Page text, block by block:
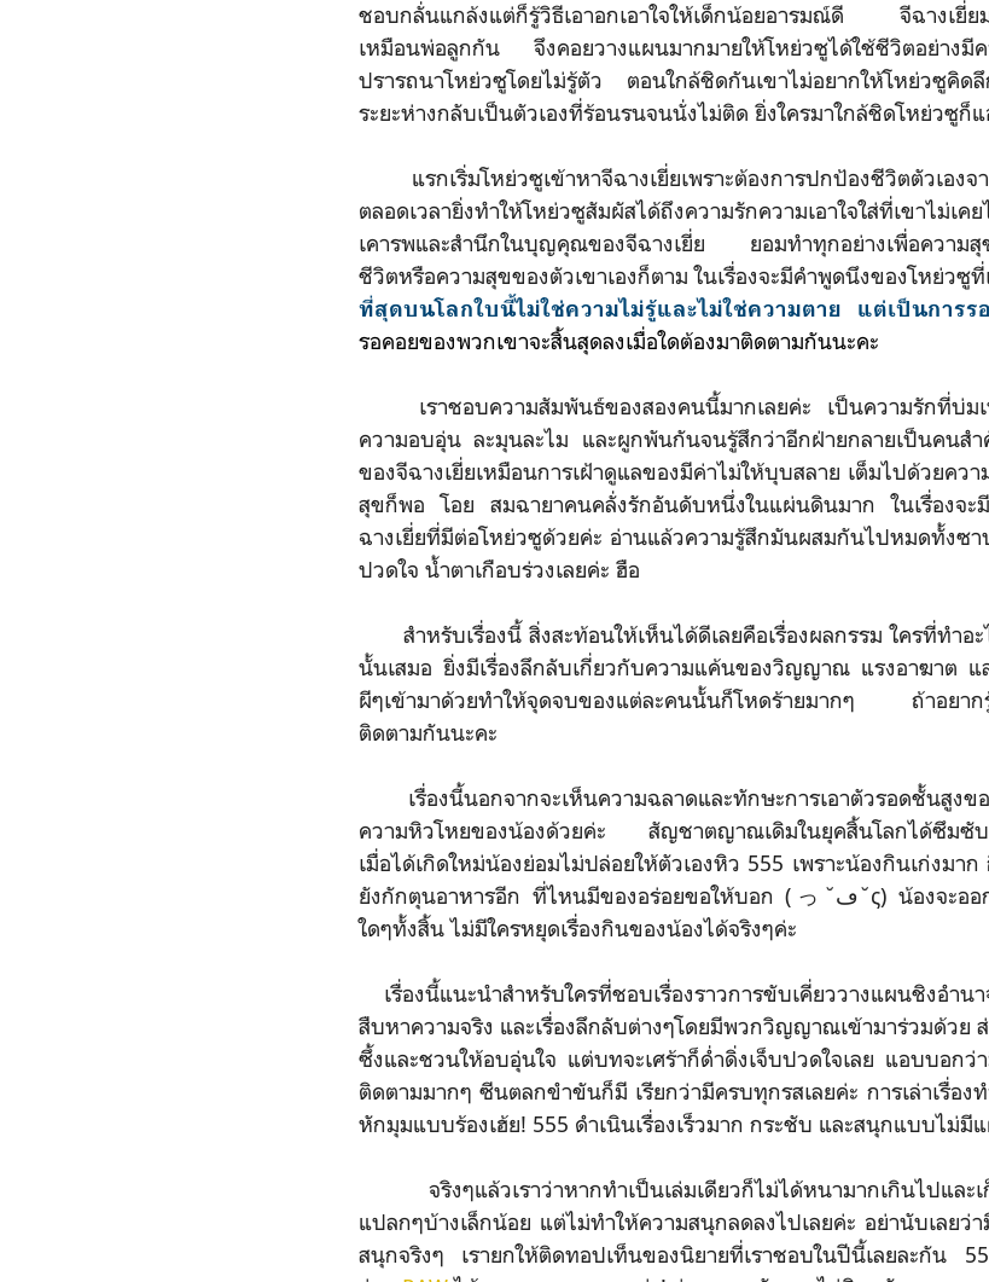
ชอบกลั่นแกล้งแต่ก็รู้วิธีเอาอกเอาใจให้เด็กน้อยอารมณ์ดี จีฉางเยี่ย
เหมือนพ่อลูกกัน จึงคอยวางแผนมากมายให้โหย่วซูได้ใช้ชีวิตอย่าง
ปรารถนาโหย่วซูโดยไม่รู้ตัว ตอนใกล้ชิดกันเขาไม่อยากให้โหย่วซูคิ
ระยะห่างกลับเป็นตัวเองที่ร้อนรนจนนั่งไม่ติด ยิ่งใครมาใกล้ชิดโหย่วซูก็
แรกเริ่มโหย่วซูเข้าหาจีฉางเยี่ยเพราะต้องการปกป้องชีวิตตัวเองจ
ตลอดเวลายิ่งทำให้โหย่วซูสัมผัสได้ถึงความรักความเอาใจใส่ที่เขาไม่เ
เคารพและสำนึกในบุญคุณของจีฉางเยี่ย ยอมทำทุกอย่างเพื่อความสุ
ชีวิตหรือความสุขของตัวเขาเองก็ตาม ในเรื่องจะมีคำพูดนึงของโหย่วซูที่
ที่สุดบนโลกใบนี้ไม่ใช่ความไม่รู้และไม่ใช่ความตาย แต่เป็นการ
รอคอยของพวกเขาจะสิ้นสุดลงเมื่อใดต้องมาติดตามกันนะคะ
เราชอบความสัมพันธ์ของสองคนนี้มากเลยค่ะ เป็นความรักที่บ่มเพ
ความอบอุ่น ละมุนละไม และผูกพันกันจนรู้สึกว่าอีกฝ่ายกลายเป็นคนส
ของจีฉางเยี่ยเหมือนการเฝ้าดูแลของมีค่าไม่ให้บุบสลาย เต็มไปด้วยคว
สุขก็พอ โอย สมฉายาคนคลั่งรักอันดับหนึ่งในแผ่นดินมาก ในเรื่องจะ
ฉางเยี่ยที่มีต่อโหย่วซูด้วยค่ะ อ่านแล้วความรู้สึกมันผสมกันไปหมดทั้งซา
ปวดใจ น้ำตาเกือบร่วงเลยค่ะ ฮือ
สำหรับเรื่องนี้ สิ่งสะท้อนให้เห็นได้ดีเลยคือเรื่องผลกรรม ใครที่ทำอ
นั้นเสมอ ยิ่งมีเรื่องลึกลับเกี่ยวกับความแค้นของวิญญาณ แรงอาฆาต แล
ผีๆเข้ามาด้วยทำให้จุดจบของแต่ละคนนั้นก็โหดร้ายมากๆ ถ้าอยากรู้
ติดตามกันนะคะ
เรื่องนี้นอกจากจะเห็นความฉลาดและทักษะการเอาตัวรอดชั้นสูงข
ความหิวโหยของน้องด้วยค่ะ สัญชาตญาณเดิมในยุคสิ้นโลกได้ซึมซับล
เมื่อได้เกิดใหม่น้องย่อมไม่ปล่อยให้ตัวเองหิว 555 เพราะน้องกินเก่งม
ยังกักตุนอาหารอีก ที่ไหนมีของอร่อยขอให้บอก (っ˘ڡ˘ς) น้องจะออกตามรอยโดยไม่สนความลำบาก
ใดๆทั้งสิ้น ไม่มีใครหยุดเรื่องกินของน้องได้จริงๆค่ะ
เรื่องนี้แนะนำสำหรับใครที่ชอบเรื่องราวการขับเคี่ยววางแผนชิงอำน
สืบหาความจริง และเรื่องลึกลับต่างๆโดยมีพวกวิญญาณเข้ามาร่วมด้วย
ซึ้งและชวนให้อบอุ่นใจ แต่บทจะเศร้าก็ด่ำดิ่งเจ็บปวดใจเลย แอบบอกว่
ติดตามมากๆ ซีนตลกขำขันก็มี เรียกว่ามีครบทุกรสเลยค่ะ การเล่าเรื่อ
หักมุมแบบร้องเฮ้ย! 555 ดำเนินเรื่องเร็วมาก กระชับ และสนุกแบบไม่มีแ
จริงๆแล้วเราว่าหากทำเป็นเล่มเดียวก็ไม่ได้หนามากเกินไปและเ
แปลกๆบ้างเล็กน้อย แต่ไม่ทำให้ความสนุกลดลงไปเลยค่ะ อย่านับเลยว่
สนุกจริงๆ เรายกให้ติดทอปเท็นของนิยายที่เราชอบในปีนี้เลยละกัน